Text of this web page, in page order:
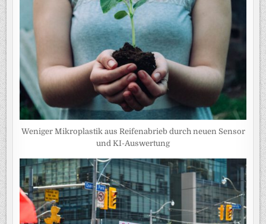
Weniger Mikroplastik aus Reifenabrieb durch neuen Sensor
und KI-Auswertung